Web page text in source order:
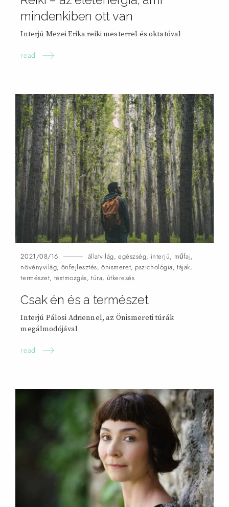
mindenkiben ottvan
Interjú Mezei Erika reiki mesterrel és oktatóval
read
2021/08/16 állatvilág,egészség, interjú, műfaj,
növényvilág, önfejlesztés,önismeret, pszichológia, tájak,
természet, testmozgás,túra, útkeresés
Csak én és a természet
Interjú Pálosi Adriennel, az Önismereti túrák
megálmodójával
read